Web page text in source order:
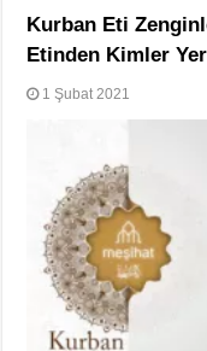
Kurban Eti
Etinden Kimler Yer
1 Şubat 2021